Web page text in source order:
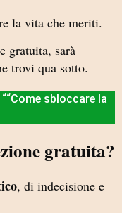
la vita che meriti.
gratuita, sarà
trovi qua sotto.
sbloccare la
gratuita?
, di indecisione e